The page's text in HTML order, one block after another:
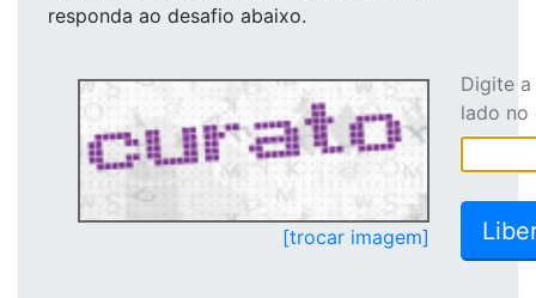
responda ao desafio abaixo.
[trocar imagem]
Digite
lado no